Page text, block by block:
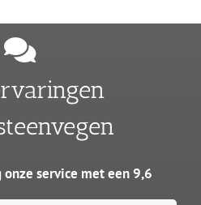
service met een 9,6